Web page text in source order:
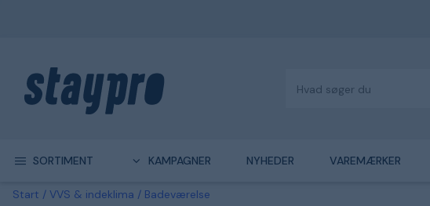
SORTIMENT KAMPAGNER NYHEDER VAREMÆRKER
Start VVS & indeklima Badeværelse